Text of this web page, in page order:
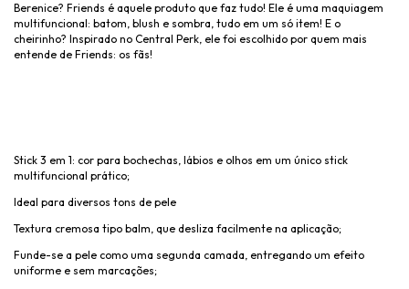
Berenice? Friends é aquele produto que faz tudo! Ele é uma maquiagem
multifuncional: batom, blush e sombra, tudo em um só item! E o
cheirinho? Inspirado no Central Perk, ele foi escolhido por quem mais
entende de Friends: os fãs!
Stick 3 em 1: cor para bochechas, lábios e olhos em um único stick
multifuncional prático;
Ideal para diversos tons de pele
Textura cremosa tipo balm, que desliza facilmente na aplicação;
Funde-se a pele como uma segunda camada, entregando um efeito
uniforme e sem marcações;